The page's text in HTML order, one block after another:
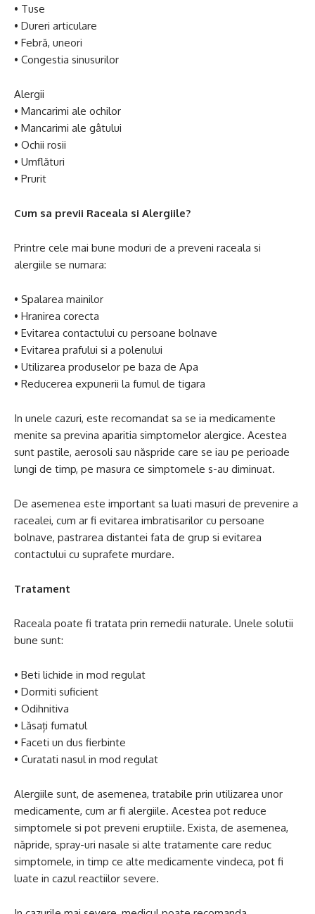
• Tuse
• Dureri articulare
• Febră, uneori
• Congestia sinusurilor
Alergii
• Mancarimi ale ochilor
• Mancarimi ale gâtului
• Ochii rosii
• Umflături
• Prurit
Cum sa previi Raceala si Alergiile?
Printre cele mai bune moduri de a preveni raceala si
alergiile se numara:
• Spalarea mainilor
• Hranirea corecta
• Evitarea contactului cu persoane bolnave
• Evitarea prafului si a polenului
• Utilizarea produselor pe baza de Apa
• Reducerea expunerii la fumul de tigara
In unele cazuri, este recomandat sa se ia medicamente
menite sa previna aparitia simptomelor alergice. Acestea
sunt pastile, aerosoli sau năspride care se iau pe perioade
lungi de timp, pe masura ce simptomele s-au diminuat.
De asemenea este important sa luati masuri de prevenire a
racealei, cum ar fi evitarea imbratisarilor cu persoane
bolnave, pastrarea distantei fata de grup si evitarea
contactului cu suprafete murdare.
Tratament
Raceala poate fi tratata prin remedii naturale. Unele solutii
bune sunt:
• Beti lichide in mod regulat
• Dormiti suficient
• Odihnitiva
• Lăsați fumatul
• Faceti un dus fierbinte
• Curatati nasul in mod regulat
Alergiile sunt, de asemenea, tratabile prin utilizarea unor
medicamente, cum ar fi alergiile. Acestea pot reduce
simptomele si pot preveni eruptiile. Exista, de asemenea,
năpride, spray-uri nasale si alte tratamente care reduc
simptomele, in timp ce alte medicamente vindeca, pot fi
luate in cazul reactiilor severe.